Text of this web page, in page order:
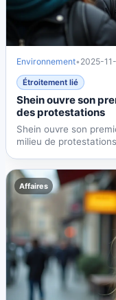
Environnement• 2025-
Étroitement lié
Shein ouvre son
des protestations
Shein ouvre son
milieu de
Affaires